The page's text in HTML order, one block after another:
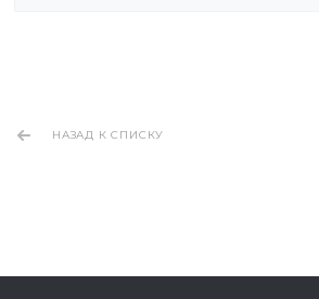
НАЗАД К СПИСКУ